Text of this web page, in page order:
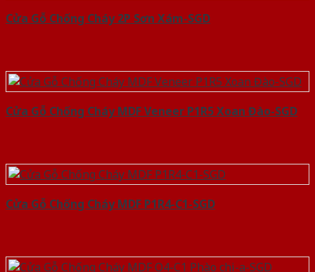
Cửa Gỗ Chống Cháy 2P Sơn Xám-SGD
Cửa Gỗ Chống Cháy MDF Veneer P1R5 Xoan Đào-SGD
Cửa Gỗ Chống Cháy MDF P1R4-C1-SGD